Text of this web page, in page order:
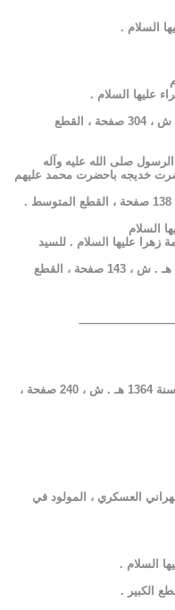
السلام .
عليها السلام .
طهران ، منشورات جاويدان ، سنة 1350 هـ . ش ، 304 صفحة ، القطع
خديجه باحضرت محمد عليهم
زهرا عليها السلام . للسيد
قم ، منشورات باقر العلوم ، الطبعة الثالثة ، سنة 1364 هـ . ش ، 240 صفحة ،
العسكري ، المولود في
السلام .